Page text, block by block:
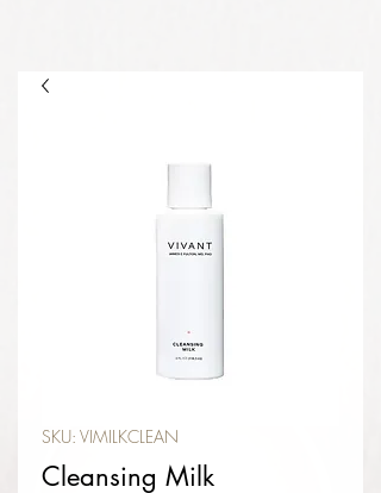
SKU: VIMILKCLEAN
Cleansing Milk